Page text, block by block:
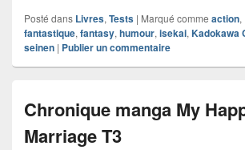
Posté dans Livres,Tests | Marqué comme action,
fantastique,fantasy,humour,isekai,Kadokawa
seinen | Publier un commentaire
Chronique manga My
Marriage T3